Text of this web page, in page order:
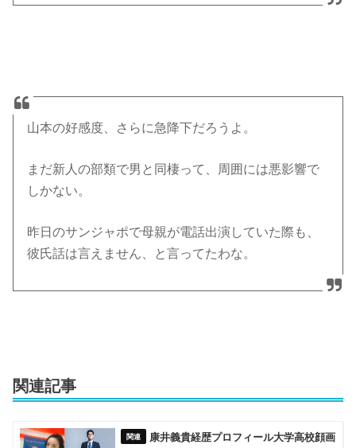
山本の好感度、さらに急降下だろうよ。
まだ新人の部類で男と同棲って、周囲には悪影響で
しかない。
昨日のサンジャポで母親が電話出演していた際も、
彼氏話は言えません、と言ってたわな。
関連記事
康井義貴経歴プロフィール大学高校顔画